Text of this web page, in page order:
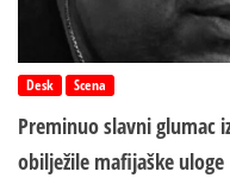
Desk Scena
Preminuo slavni glumac
obilježile mafijaške uloge